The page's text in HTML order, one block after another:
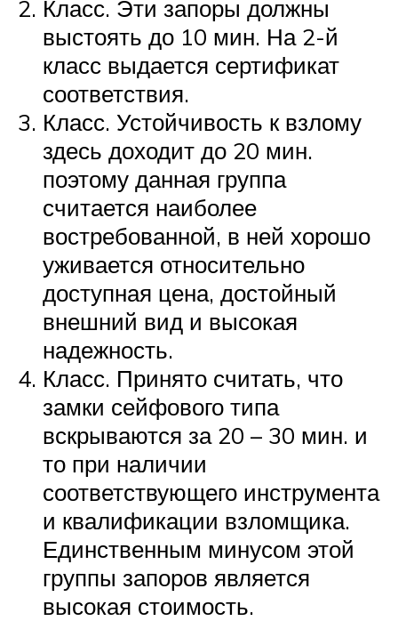
Класс. Эти запоры должны
выстоять до 10 мин. На 2-й
класс выдается сертификат
соответствия.
Класс. Устойчивость к взлому
здесь доходит до 20 мин.
поэтому данная группа
считается наиболее
востребованной, в ней хорошо
уживается относительно
доступная цена, достойный
внешний вид и высокая
надежность.
Класс. Принято считать, что
замки сейфового типа
вскрываются за 20 – 30 мин. и
то при наличии
соответствующего инструмента
и квалификации взломщика.
Единственным минусом этой
группы запоров является
высокая стоимость.